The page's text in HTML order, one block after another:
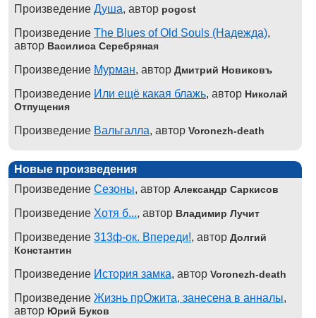
Произведение Душа, автор pogost
Произведение The Blues of Old Souls (Надежда),
автор Василиса Серебряная
Произведение Мурман, автор Дмитрий Новиковъ
Произведение Или ещё какая блажь, автор Николай
Отпущения
Произведение Вальгалла, автор Voronezh-death
Новые произведения
Произведение Сезоны, автор Александр Саркисов
Произведение Хотя б..., автор Владимир Лучит
Произведение 313ф-ок. Впереди!, автор Долгий
Константин
Произведение История замка, автор Voronezh-death
Произведение Жизнь прОжита, занесена в анналы,
автор Юрий Буков